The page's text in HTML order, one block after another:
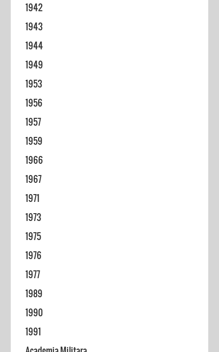
1942
1943
1944
1949
1953
1956
1957
1959
1966
1967
1971
1973
1975
1976
1977
1989
1990
1991